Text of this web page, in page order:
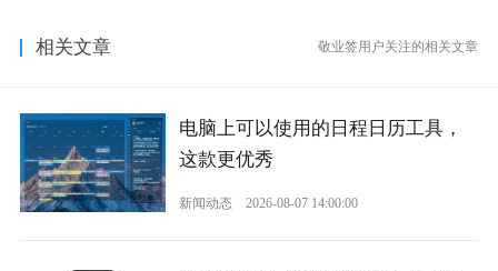
相关文章 敬业签用户关注的相关文章
电脑上可以使用的日程日历工具，
这款更优秀
新闻动态 2026-08-07 14:00:00